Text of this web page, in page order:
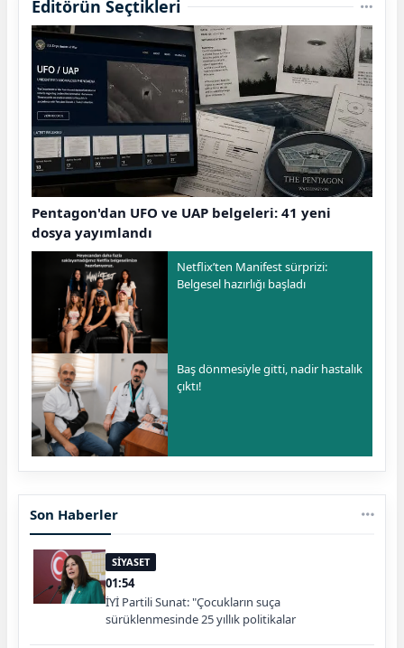
Editörün Seçtikleri
Pentagon'dan UFO ve UAP belgeleri: 41 yeni
dosya yayımlandı
Netflix’ten Manifest sürprizi:
Belgesel hazırlığı başladı
Baş dönmesiyle gitti, nadir hastalık
çıktı!
Son Haberler
SİYASET
01:54
İYİ Partili Sunat: "Çocukların suça
sürüklenmesinde 25 yıllık politikalar